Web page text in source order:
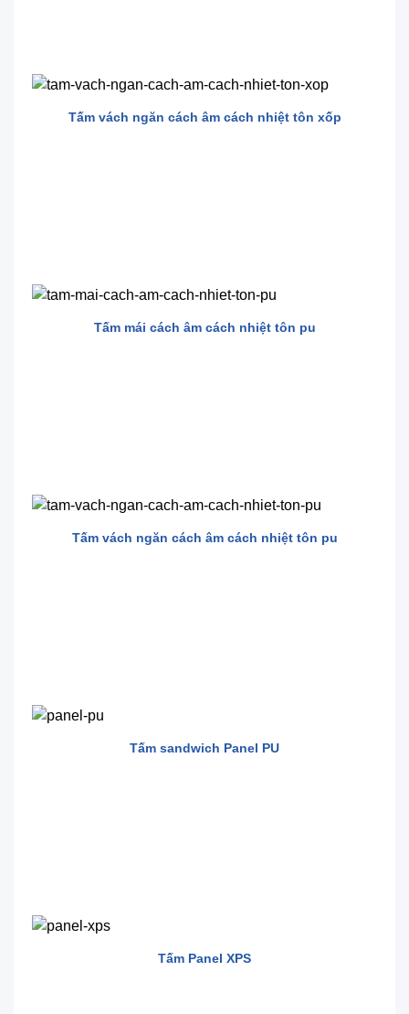
Tấm vách ngăn cách âm cách nhiệt tôn xốp
Tấm mái cách âm cách nhiệt tôn pu
Tấm vách ngăn cách âm cách nhiệt tôn pu
Tấm sandwich Panel PU
Tấm Panel XPS